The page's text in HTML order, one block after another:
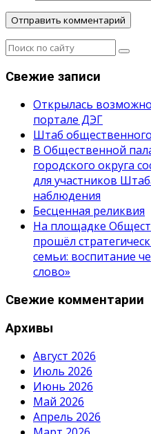
Свежие записи
Открылась
портале ДЭГ
Штаб
В Общественной
городского округа
для участников
наблюдения
Бесценная реликвия
На площадке
прошёл
семьи: воспитание
слово»
Свежие комментарии
Архивы
Август 2026
Июль 2026
Июнь 2026
Май 2026
Апрель 2026